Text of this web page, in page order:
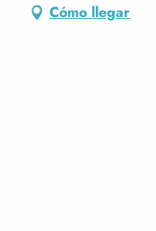
Cómo llegar